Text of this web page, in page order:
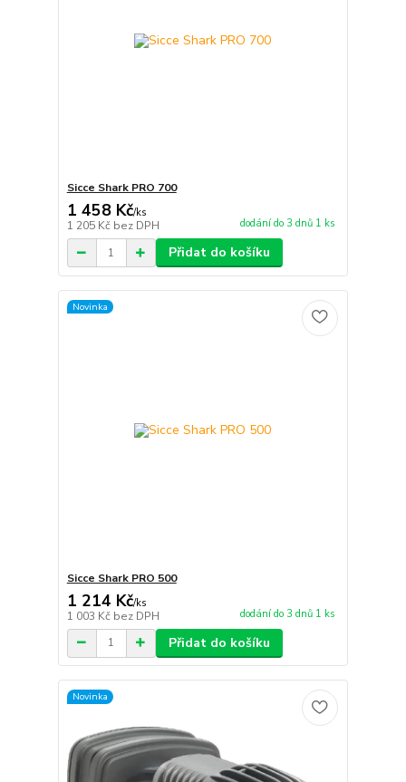
Sicce Shark PRO 700
1 458 Kč/ks
1 205 Kč bez DPH dodání do 3 dnů 1 ks
Přidat do košíku
Novinka
Sicce Shark PRO 500
1 214 Kč/ks
1 003 Kč bez DPH dodání do 3 dnů 1 ks
Přidat do košíku
Novinka